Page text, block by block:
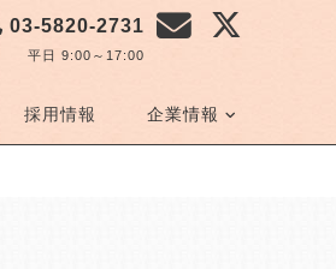
03-5820-2731
平日 9:00～17:00
採用情報 企業情報